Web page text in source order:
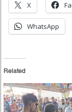
X
WhatsApp
Related